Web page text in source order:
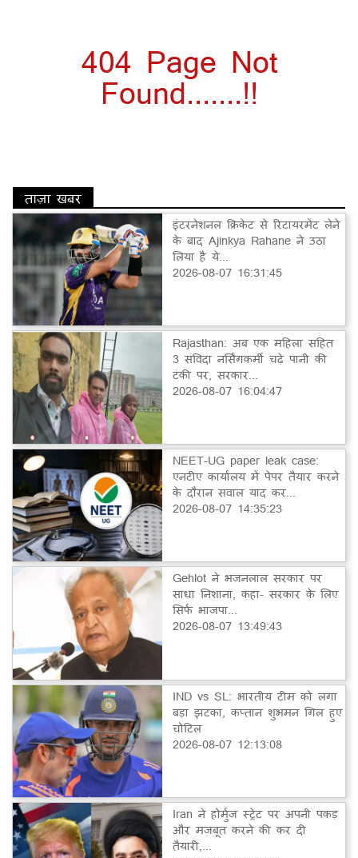
404 Page Not
Found.......!!
ताज़ा खबर
इंटरनेशनल क्रिकेट से रिटायरमेंट लेने
के बाद Ajinkya Rahane ने उठा
लिया है ये...
2026-08-07 16:31:45
Rajasthan: अब एक महिला सहित
3 संविदा नर्सिंगकर्मी चढ़े पानी की
टंकी पर, सरकार...
2026-08-07 16:04:47
NEET-UG paper leak case:
एनटीए कार्यालय में पेपर तैयार करने
के दौरान सवाल याद कर...
2026-08-07 14:35:23
Gehlot ने भजनलाल सरकार पर
साधा निशाना, कहा- सरकार के लिए
सिर्फ भाजपा...
2026-08-07 13:49:43
IND vs SL: भारतीय टीम को लगा
बड़ा झटका, कप्तान शुभमन गिल हुए
चोटिल
2026-08-07 12:13:08
Iran ने होर्मुज स्ट्रेट पर अपनी पकड़
और मजबूत करने की कर दी
तैयारी,...